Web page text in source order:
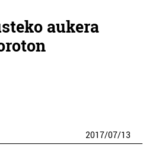
aukera
2017/07/13